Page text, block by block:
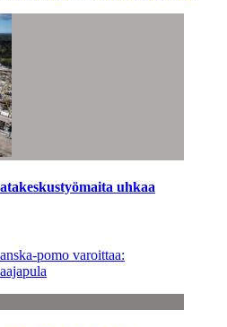
uhkaa
pomo varoittaa: